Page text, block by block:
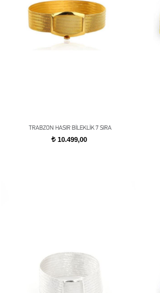
TRABZON HASIR BİLEKLİK 7 SIRA
t10.499,00